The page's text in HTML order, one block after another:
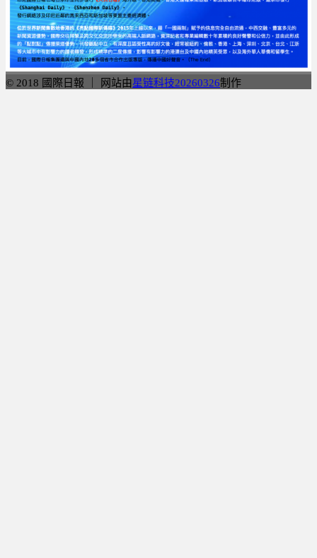
© 2018 國際日報 ｜ 网站由星链科技20260326制作